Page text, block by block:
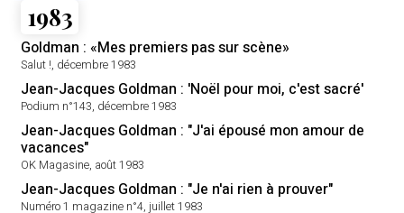
1983
Goldman : «Mes premiers pas sur scène»
Salut !, décembre 1983
Jean-Jacques Goldman : 'Noël pour moi, c'est sacré'
Podium n°143, décembre 1983
Jean-Jacques Goldman : "J'ai épousé mon amour de
vacances"
OK Magasine, août 1983
Jean-Jacques Goldman : "Je n'ai rien à prouver"
Numéro 1 magazine n°4, juillet 1983